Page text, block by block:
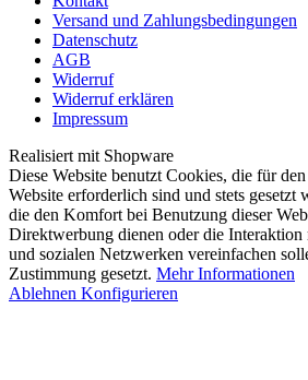
Versand und Zahlungsbedingungen
Datenschutz
AGB
Widerruf
Widerruf erklären
Impressum
Realisiert mit Shopware
Diese Website benutzt Cookies, die für
Website erforderlich sind und stets gesetzt
die den Komfort bei Benutzung dieser
Direktwerbung dienen oder die Interaktion
und sozialen Netzwerken vereinfachen
Zustimmung gesetzt. Mehr Informationen
Ablehnen Konfigurieren